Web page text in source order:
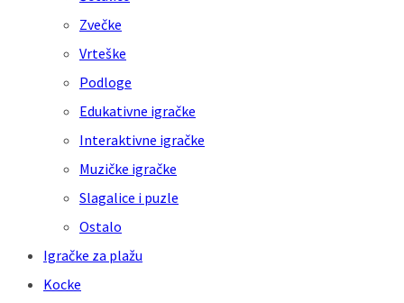
Zvečke
Vrteške
Podloge
Edukativne igračke
Interaktivne igračke
Muzičke igračke
Slagalice i puzle
Ostalo
Igračke za plažu
Kocke